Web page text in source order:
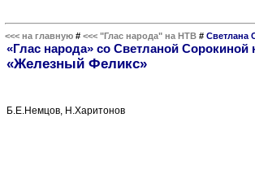
<<< на главную # <<< "Глас народа" на НТВ # Светлана
«Глас народа» со Светланой Сорокиной
«Железный Феликс»
Б.Е.Немцов, Н.Харитонов